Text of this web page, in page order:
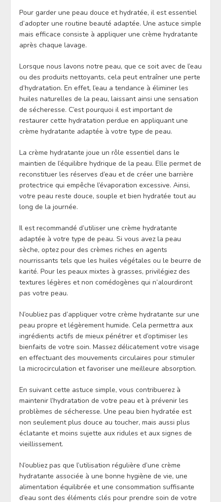
Pour garder une peau douce et hydratée, il est essentiel
d’adopter une routine beauté adaptée. Une astuce simple
mais efficace consiste à appliquer une crème hydratante
après chaque lavage.
Lorsque nous lavons notre peau, que ce soit avec de l’eau
ou des produits nettoyants, cela peut entraîner une perte
d’hydratation. En effet, l’eau a tendance à éliminer les
huiles naturelles de la peau, laissant ainsi une sensation
de sécheresse. C’est pourquoi il est important de
restaurer cette hydratation perdue en appliquant une
crème hydratante adaptée à votre type de peau.
La crème hydratante joue un rôle essentiel dans le
maintien de l’équilibre hydrique de la peau. Elle permet de
reconstituer les réserves d’eau et de créer une barrière
protectrice qui empêche l’évaporation excessive. Ainsi,
votre peau reste douce, souple et bien hydratée tout au
long de la journée.
Il est recommandé d’utiliser une crème hydratante
adaptée à votre type de peau. Si vous avez la peau
sèche, optez pour des crèmes riches en agents
nourrissants tels que les huiles végétales ou le beurre de
karité. Pour les peaux mixtes à grasses, privilégiez des
textures légères et non comédogènes qui n’alourdiront
pas votre peau.
N’oubliez pas d’appliquer votre crème hydratante sur une
peau propre et légèrement humide. Cela permettra aux
ingrédients actifs de mieux pénétrer et d’optimiser les
bienfaits de votre soin. Massez délicatement votre visage
en effectuant des mouvements circulaires pour stimuler
la microcirculation et favoriser une meilleure absorption.
En suivant cette astuce simple, vous contribuerez à
maintenir l’hydratation de votre peau et à prévenir les
problèmes de sécheresse. Une peau bien hydratée est
non seulement plus douce au toucher, mais aussi plus
éclatante et moins sujette aux ridules et aux signes de
vieillissement.
N’oubliez pas que l’utilisation régulière d’une crème
hydratante associée à une bonne hygiène de vie, une
alimentation équilibrée et une consommation suffisante
d’eau sont des éléments clés pour prendre soin de votre